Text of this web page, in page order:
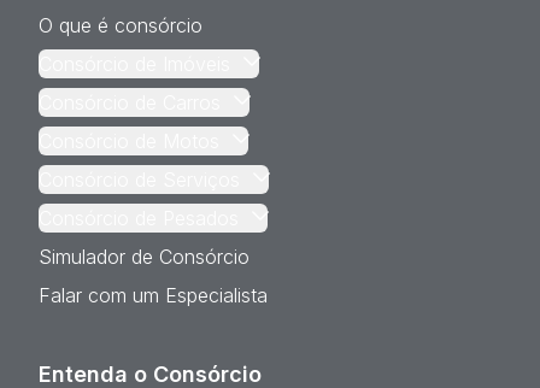
O que é consórcio
Simulador de Consórcio
Falar com um Especialista
Entenda o Consórcio